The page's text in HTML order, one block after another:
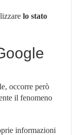
lo stato
occorre però
il fenomeno
informazioni